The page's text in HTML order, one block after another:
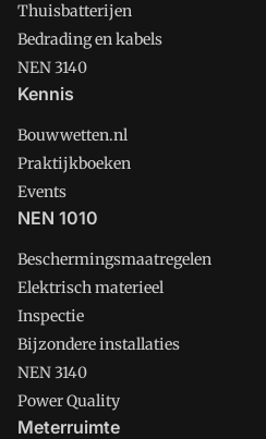
Thuisbatterijen
Bedrading en kabels
NEN 3140
Kennis
Bouwwetten.nl
Praktijkboeken
Events
NEN 1010
Beschermingsmaatregelen
Elektrisch materieel
Inspectie
Bijzondere installaties
NEN 3140
Power Quality
Meterruimte